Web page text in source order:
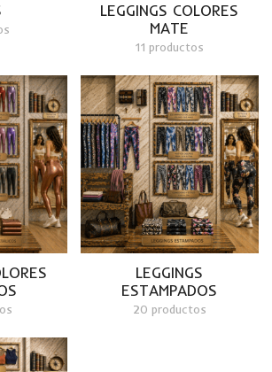
LEGGINGS COLORES
MATE
11 productos
LEGGINGS
ESTAMPADOS
20 productos